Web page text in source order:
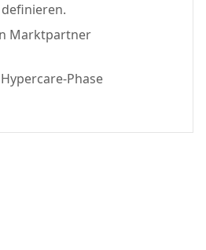
Marktpartner
Phase